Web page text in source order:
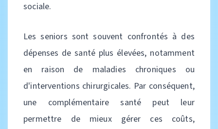
sociale.
Les seniors sont souvent confrontés à des
dépenses de santé plus élevées, notamment
en raison de maladies chroniques ou
d'interventions chirurgicales. Par conséquent,
une complémentaire santé peut leur
permettre de mieux gérer ces coûts,